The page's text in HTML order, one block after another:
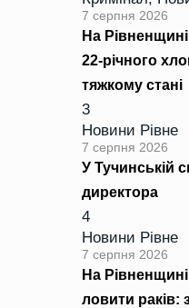
7 серпня 2026
На
22-річного
тяжкому стані
3
Новини Рівне
7 серпня 2026
У Тучинській
директора
4
Новини Рівне
7 серпня 2026
На
ловити раків: